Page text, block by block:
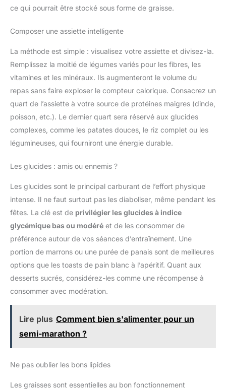
ce qui pourrait être stocké sous forme de graisse.
Composer une assiette intelligente
La méthode est simple : visualisez votre assiette et divisez-la.
Remplissez la moitié de légumes variés pour les fibres, les
vitamines et les minéraux. Ils augmenteront le volume du
repas sans faire exploser le compteur calorique. Consacrez un
quart de l’assiette à votre source de protéines maigres (dinde,
poisson, etc.). Le dernier quart sera réservé aux glucides
complexes, comme les patates douces, le riz complet ou les
légumineuses, qui fourniront une énergie durable.
Les glucides : amis ou ennemis ?
Les glucides sont le principal carburant de l’effort physique
intense. Il ne faut surtout pas les diaboliser, même pendant les
fêtes. La clé est de privilégier les glucides à indice
glycémique bas ou modéré et de les consommer de
préférence autour de vos séances d’entraînement. Une
portion de marrons ou une purée de panais sont de meilleures
options que les toasts de pain blanc à l’apéritif. Quant aux
desserts sucrés, considérez-les comme une récompense à
consommer avec modération.
Lire plus Comment bien s'alimenter pour un
semi-marathon ?
Ne pas oublier les bons lipides
Les graisses sont essentielles au bon fonctionnement